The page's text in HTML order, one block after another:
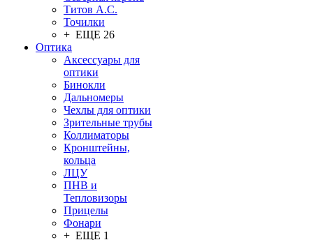
Титов А.С.
Точилки
+ ЕЩЕ 26
Оптика
Аксессуары для
оптики
Бинокли
Дальномеры
Чехлы для оптики
Зрительные трубы
Коллиматоры
Кронштейны,
кольца
ЛЦУ
ПНВ и
Тепловизоры
Прицелы
Фонари
+ ЕЩЕ 1